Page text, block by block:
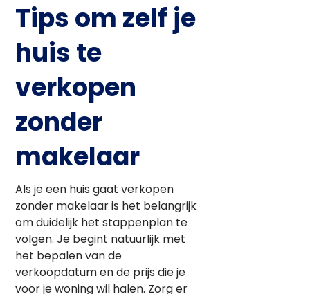
Tips om zelf je
huis te
verkopen
zonder
makelaar
Als je een huis gaat verkopen
zonder makelaar is het belangrijk
om duidelijk het stappenplan te
volgen. Je begint natuurlijk met
het bepalen van de
verkoopdatum en de prijs die je
voor je woning wil halen. Zorg er